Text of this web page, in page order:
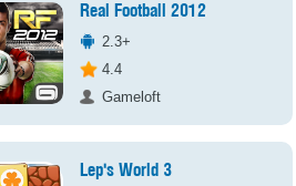
Real Football 2012
2.3+
4.4
Gameloft
Lep's World 3